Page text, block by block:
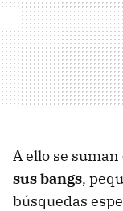
A ello se suman
sus bangs,
búsquedas